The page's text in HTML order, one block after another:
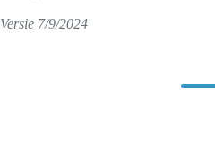
Versie 7/9/2024